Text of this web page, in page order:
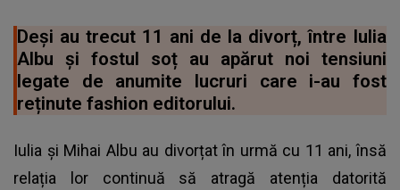
Deși au trecut 11 ani de la divorț, între Iulia
Albu și fostul soț au apărut noi tensiuni
legate de anumite lucruri care i-au fost
reținute fashion editorului.
Iulia și Mihai Albu au divorțat în urmă cu 11 ani, însă
relația lor continuă să atragă atenția datorită